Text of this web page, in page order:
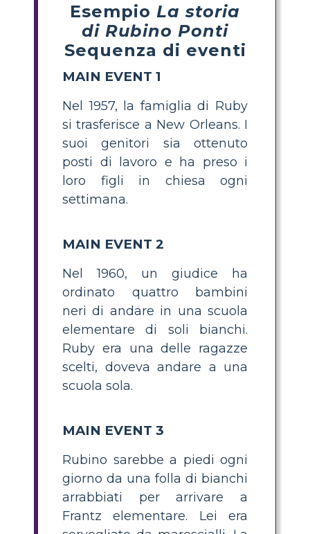
Esempio La storia
di Rubino Ponti
Sequenza di eventi
MAIN EVENT 1
Nel 1957, la famiglia di Ruby
si trasferisce a New Orleans. I
suoi genitori sia ottenuto
posti di lavoro e ha preso i
loro figli in chiesa ogni
settimana.
MAIN EVENT 2
Nel 1960, un giudice ha
ordinato quattro bambini
neri di andare in una scuola
elementare di soli bianchi.
Ruby era una delle ragazze
scelti, doveva andare a una
scuola sola.
MAIN EVENT 3
Rubino sarebbe a piedi ogni
giorno da una folla di bianchi
arrabbiati per arrivare a
Frantz elementare. Lei era